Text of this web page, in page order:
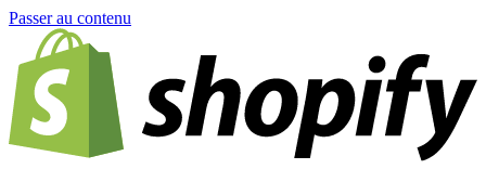
Passer au contenu